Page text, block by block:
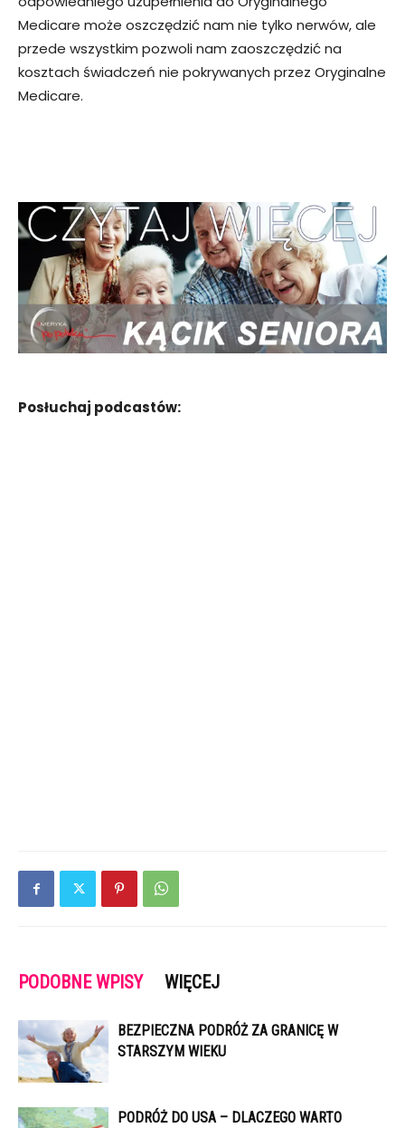
Medicare może oszczędzić nam nie tylko nerwów, ale
przede wszystkim pozwoli nam zaoszczędzić na
kosztach świadczeń nie pokrywanych przez Oryginalne
Medicare.
Posłuchaj podcastów:
PODOBNE WPISY WIĘCEJ
BEZPIECZNA PODRÓŻ ZA GRANICĘ W
STARSZYM WIEKU
PODRÓŻ DO USA – DLACZEGO WARTO